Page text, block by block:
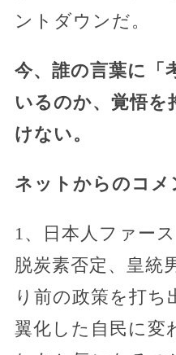
ントダウンだ。
今、誰の言葉に「
いるのか、覚悟を
けない。
ネットからのコメ
1、日本人ファー
脱炭素否定、皇統
り前の政策を打ち
翼化した自民に変